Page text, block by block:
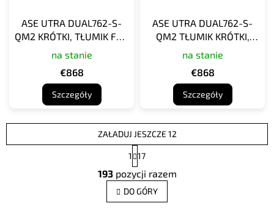
ASE UTRA DUAL762-S-
QM2 KRÓTKI, TŁUMIK FDE
CERAKOTE
na stanie
€868
Szczegóły
ASE UTRA DUAL762-S-
QM2 TŁUMIK KRÓTKI,
BRĄZOWY KOJOT
CERAKOTE
na stanie
€868
Szczegóły
K
o
n
t
ZAŁADUJ JESZCZE 12
P
a
g
i
n
a
1 17
193pozycji razem
DO GÓRY